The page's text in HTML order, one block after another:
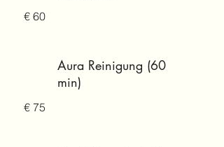
€ 60
Aura Reinigung (60
min)
€ 75